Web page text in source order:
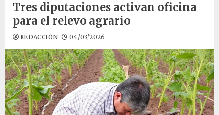
Tres diputaciones activan oficina
para el relevo agrario
REDACCIÓN 04/03/2026